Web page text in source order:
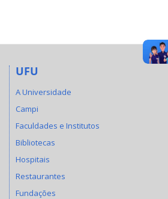
UFU
A Universidade
Campi
Faculdades e Institutos
Bibliotecas
Hospitais
Restaurantes
Fundações